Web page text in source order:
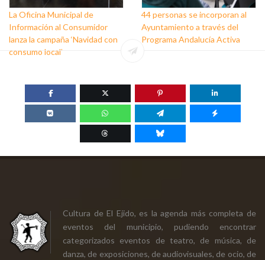
La Oficina Municipal de
Información al Consumidor
lanza la campaña ‘Navidad con
consumo local’
44 personas se incorporan al
Ayuntamiento a través del
Programa Andalucía Activa
Cultura de El Ejido, es la agenda más completa de
eventos del municipio, pudiendo encontrar
categorizados eventos de teatro, de música, de
danza, de exposiciones, de audiovisuales, de ocio, de